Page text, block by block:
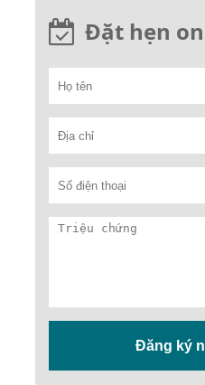
Đặt hẹn
Đăng ký